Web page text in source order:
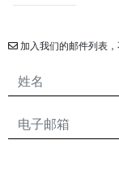
加入我们的邮件列表，